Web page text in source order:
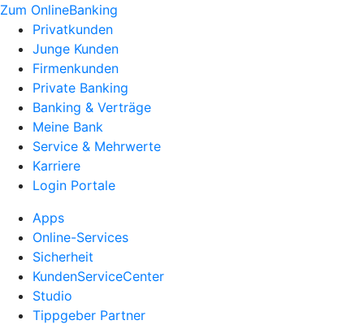
Zum OnlineBanking
Privatkunden
Junge Kunden
Firmenkunden
Private Banking
Banking & Verträge
Meine Bank
Service & Mehrwerte
Karriere
Login Portale
Apps
Online-Services
Sicherheit
KundenServiceCenter
Studio
Tippgeber Partner